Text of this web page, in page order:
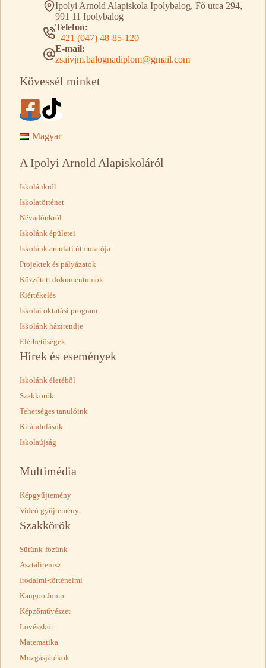
Ipolyi Arnold Alapiskola Ipolybalog, Fő utca 294,
991 11 Ipolybalog
Telefon:
+421 (047) 48-85-120
E-mail:
zsaivjm.balognadiplom@gmail.com
Kövessél minket
Magyar
A Ipolyi Arnold Alapiskoláról
Iskolánkról
Iskolatörténet
Névadónkról
Iskolánk épületei
Iskolánk arculati útmutatója
Projektek és pályázatok
Közzétett dokumentumok
Kiértékelés
Iskolai oktatási program
Iskolánk házirendje
Elérhetőségek
Hírek és események
Iskolánk életéből
Szakkörök
Tehetséges tanulóink
Kirándulások
Iskolaújság
Multimédia
Képgyűjtemény
Videó gyűjtemény
Szakkörök
Sütünk-főzünk
Asztalitenisz
Irodalmi-történelmi
Kangoo Jump
Képzőművészet
Lövészkör
Matematika
Mozgásjátékok